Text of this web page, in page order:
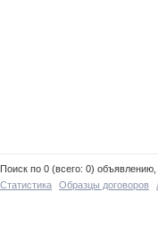
Поиск по 0 (всего: 0)
Статистика
Образцы договоров